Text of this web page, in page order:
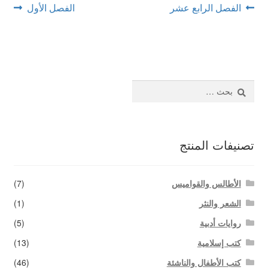
تصفّح
Previous
الفصل الرابع عشر
Next
الفصل الأول
عن:
تصنيفات المنتج
الأطالس والقواميس
(7)
الشعر والنثر
(1)
روايات أدبية
(5)
كتب إسلامية
(13)
كتب الأطفال والناشئة
(46)